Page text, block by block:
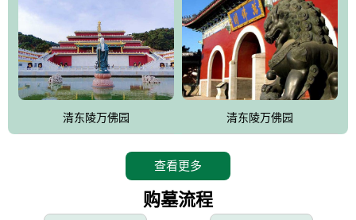
区建设中寻求陵园建设与景区建设的有机融合，充分发挥独一无二
的地形优势，打造现代艺术园林，建设旅游景观、寺庙、酒店等综
合服务设施，服务于陵园经营，使企业的多元化经营项目相互依
托、相互促进，园区绿化覆盖率达90%。
设计建造各种墓地墓位3万个；主体建筑金宝塔，墓位容量8万个，
能适应不同消费阶层的需求，为客户提供墓碑设计制作服务、特色
清东陵万佛园 清东陵万佛园
查看更多
购墓流程